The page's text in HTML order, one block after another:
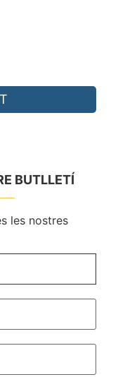
BUTLLETÍ
les nostres